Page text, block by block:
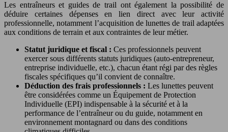
Les entraîneurs et guides de trail ont également la possibilité de
déduire certaines dépenses en lien direct avec leur activité
professionnelle, notamment l’acquisition de lunettes de trail adaptées
aux conditions de terrain et aux contraintes de leur métier.
Statut juridique et fiscal : Ces professionnels peuvent
exercer sous différents statuts juridiques (auto-entrepreneur,
entreprise individuelle, etc.), chacun étant régi par des règles
fiscales spécifiques qu’il convient de connaître.
Déduction des frais professionnels : Les lunettes peuvent
être considérées comme un Équipement de Protection
Individuelle (EPI) indispensable à la sécurité et à la
performance de l’entraîneur ou du guide, notamment en
environnement montagnard ou dans des conditions